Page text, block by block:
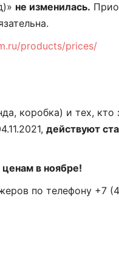
не изменилась.
products/prices/
коробка) и тех,
действуют
в ноябре!
по телефону +7